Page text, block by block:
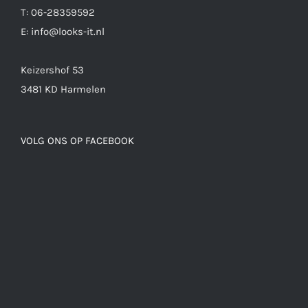
T: 06-28359592
E: info@looks-it.nl
Keizershof 53
3481 KD Harmelen
VOLG ONS OP FACEBOOK